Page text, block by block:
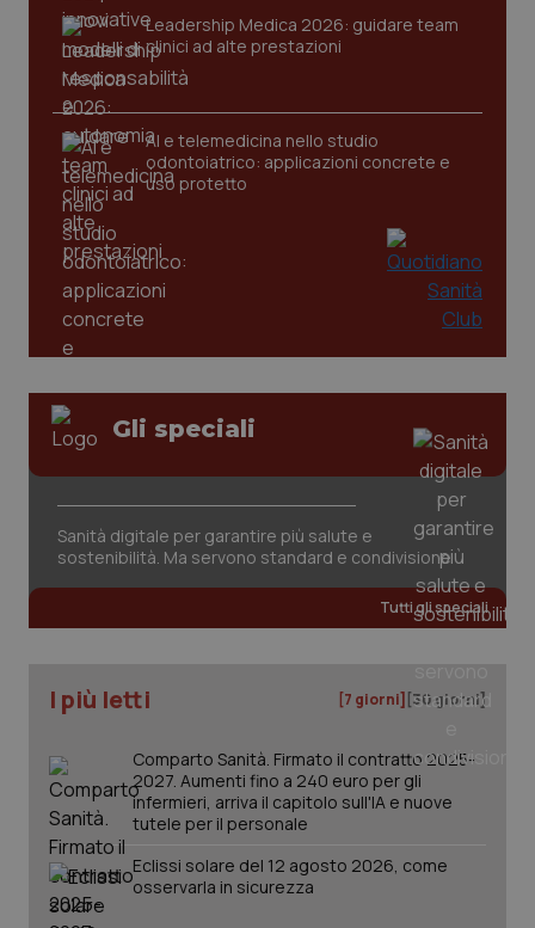
Leadership Medica 2026: guidare team
clinici ad alte prestazioni
AI e telemedicina nello studio
odontoiatrico: applicazioni concrete e
uso protetto
Gli speciali
Sanità digitale per garantire più salute e
sostenibilità. Ma servono standard e condivisione
Tutti gli speciali
I più letti [7 giorni] [30 giorni]
Comparto Sanità. Firmato il contratto 2025-
2027. Aumenti fino a 240 euro per gli
infermieri, arriva il capitolo sull'IA e nuove
tutele per il personale
Eclissi solare del 12 agosto 2026, come
osservarla in sicurezza
www.quotidianosanita.it
tracking-enable
www.quotidianosanita.it
_ga
Google LLC
.quotidianosanita.it